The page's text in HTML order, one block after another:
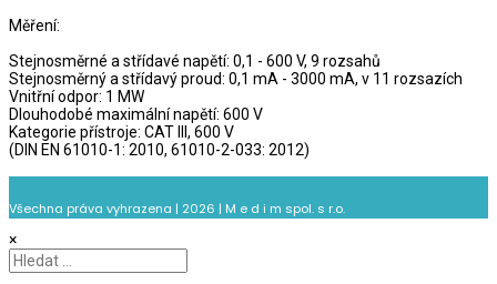
Měření:
Stejnosměrné a střídavé napětí: 0,1 - 600 V, 9 rozsahů
Stejnosměrný a střídavý proud: 0,1 mA - 3000 mA, v 11 rozsazích
Vnitřní odpor: 1 MW
Dlouhodobé maximální napětí: 600 V
Kategorie přístroje: CAT III, 600 V
(DIN EN 61010-1: 2010, 61010-2-033: 2012)
Všechna práva vyhrazena | 2026 | M e d i m spol. s r.o.
×